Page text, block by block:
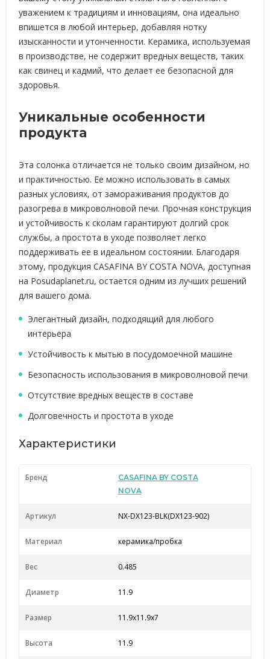
уважением к традициям и инновациям, она идеально
впишется в любой интерьер, добавляя нотку
изысканности и утонченности. Керамика, используемая
в производстве, не содержит вредных веществ, таких
как свинец и кадмий, что делает ее безопасной для
здоровья.
Уникальные особенности
продукта
Эта солонка отличается не только своим дизайном, но
и практичностью. Ее можно использовать в самых
разных условиях, от замораживания продуктов до
разогрева в микроволновой печи. Прочная конструкция
и устойчивость к сколам гарантируют долгий срок
службы, а простота в уходе позволяет легко
поддерживать ее в идеальном состоянии. Благодаря
этому, продукция CASAFINA BY COSTA NOVA, доступная
на Posudaplanet.ru, остается одним из лучших решений
для вашего дома.
Элегантный дизайн, подходящий для любого
интерьера
Устойчивость к мытью в посудомоечной машине
Безопасность использования в микроволновой печи
Отсутствие вредных веществ в составе
Долговечность и простота в уходе
Характеристики
Бренд
CASAFINA BY COSTA
NOVA
Артикул NX-DX123-BLK(DX123-902)
Материал керамика/пробка
Вес 0.485
Диаметр 11.9
Размер 11.9x11.9x7
Высота 11.9